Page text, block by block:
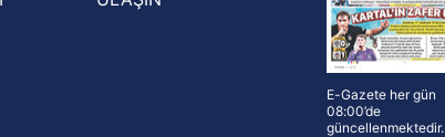
E-Gazete her gün
08:00’de
güncellenmektedir.